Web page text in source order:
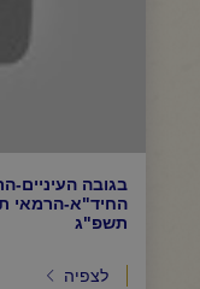
בגובה העיניים-
החיד"א-הרמאי
תשפ"ג
לצפיה